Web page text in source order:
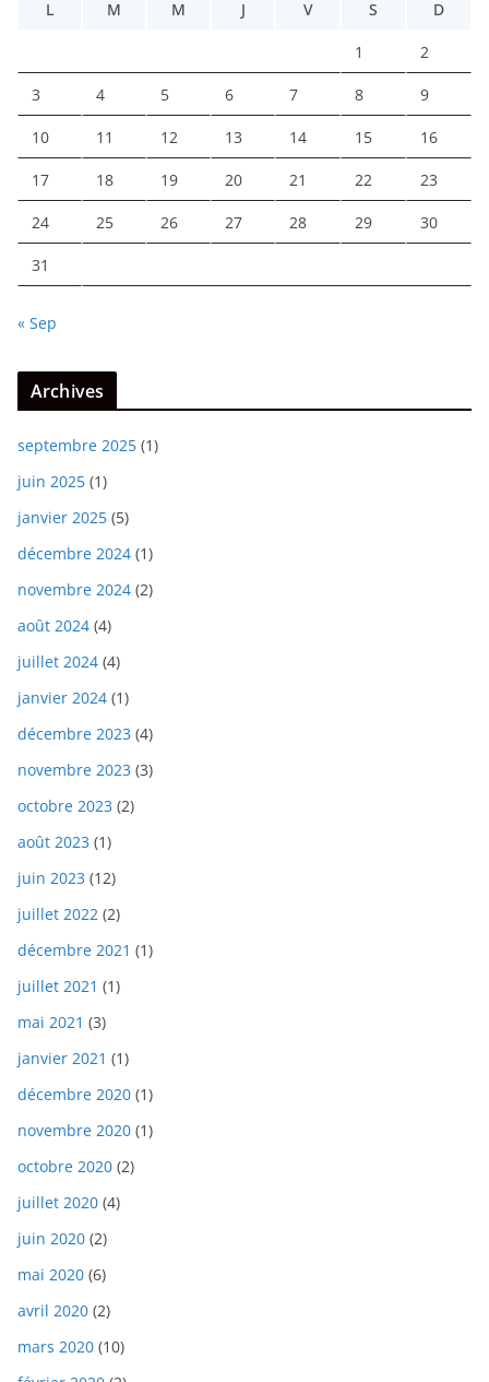
L M M J V S D
1 2
3 4 5 6 7 8 9
10 11 12 13 14 15 16
17 18 19 20 21 22 23
24 25 26 27 28 29 30
31
« Sep
Archives
septembre 2025 (1)
juin 2025 (1)
janvier 2025 (5)
décembre 2024 (1)
novembre 2024 (2)
août 2024 (4)
juillet 2024 (4)
janvier 2024 (1)
décembre 2023 (4)
novembre 2023 (3)
octobre 2023 (2)
août 2023 (1)
juin 2023 (12)
juillet 2022 (2)
décembre 2021 (1)
juillet 2021 (1)
mai 2021 (3)
janvier 2021 (1)
décembre 2020 (1)
novembre 2020 (1)
octobre 2020 (2)
juillet 2020 (4)
juin 2020 (2)
mai 2020 (6)
avril 2020 (2)
mars 2020 (10)